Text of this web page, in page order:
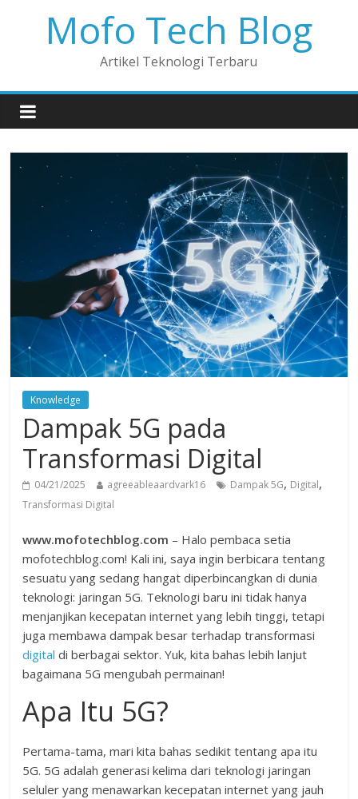
Mofo Tech Blog
Artikel Teknologi Terbaru
Knowledge
Dampak 5G pada
Transformasi Digital
04/21/2025 agreeableaardvark16 Dampak 5G, Digital,
Transformasi Digital
www.mofotechblog.com – Halo pembaca setia
mofotechblog.com! Kali ini, saya ingin berbicara tentang
sesuatu yang sedang hangat diperbincangkan di dunia
teknologi: jaringan 5G. Teknologi baru ini tidak hanya
menjanjikan kecepatan internet yang lebih tinggi, tetapi
juga membawa dampak besar terhadap transformasi
digital di berbagai sektor. Yuk, kita bahas lebih lanjut
bagaimana 5G mengubah permainan!
Apa Itu 5G?
Pertama-tama, mari kita bahas sedikit tentang apa itu
5G. 5G adalah generasi kelima dari teknologi jaringan
seluler yang menawarkan kecepatan internet yang jauh